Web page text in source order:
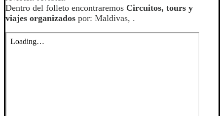
Dentro del folleto encontraremos Circuitos, tours y
viajes organizados por: Maldivas, .